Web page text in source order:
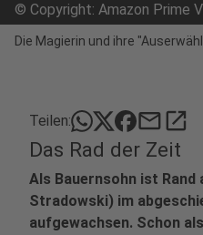
© Copyright: Amazon Prime
Die Magierin und ihre
Teilen: mailopen_in_new
Das Rad der Zeit
Als Bauernsohn ist Rand
Stradowski) im
aufgewachsen. Schon